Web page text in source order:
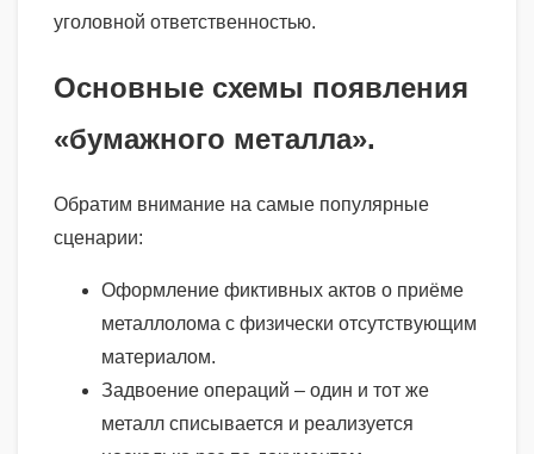
уголовной ответственностью.
Основные схемы появления
«бумажного металла».
Обратим внимание на самые популярные
сценарии:
Оформление фиктивных актов о приёме
металлолома с физически отсутствующим
материалом.
Задвоение операций – один и тот же
металл списывается и реализуется